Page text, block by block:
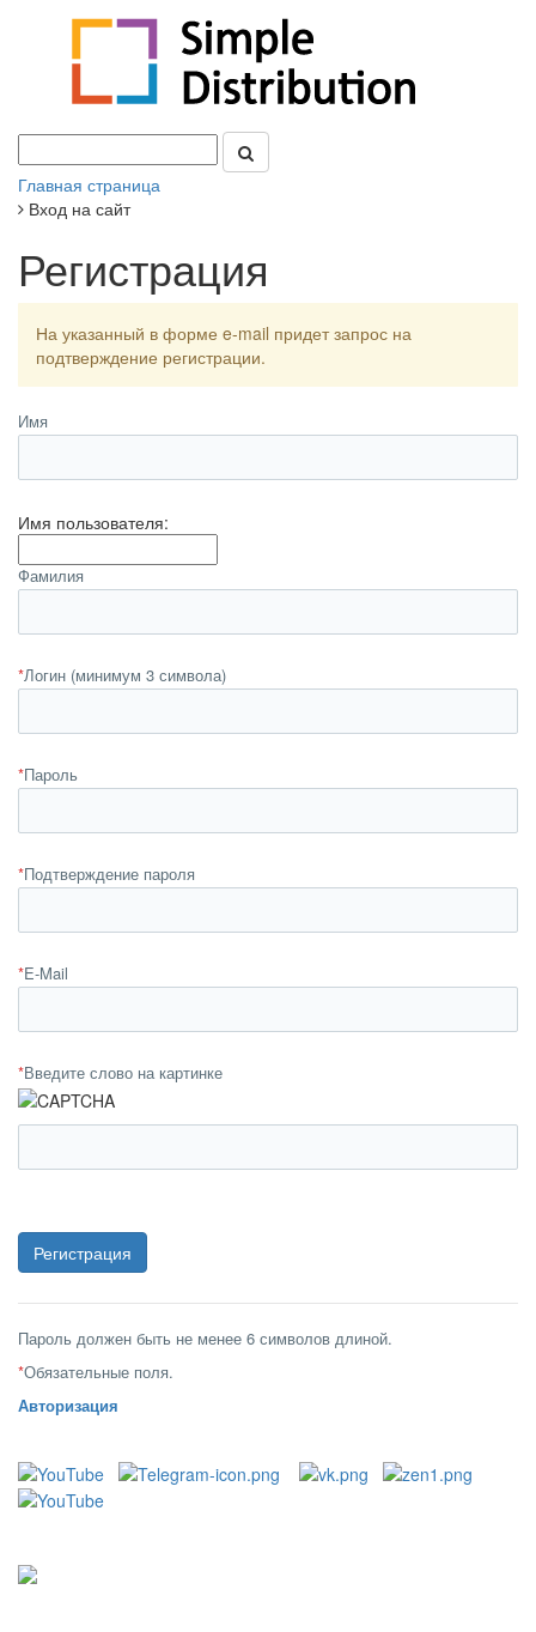
Главная страница
Вход на сайт
Регистрация
На указанный в форме e-mail придет запрос на
подтверждение регистрации.
Имя
Имя пользователя:
Фамилия
*Логин (минимум 3 символа)
*Пароль
*Подтверждение пароля
*E-Mail
*Введите слово на картинке
Пароль должен быть не менее 6 символов длиной.
*Обязательные поля.
Авторизация